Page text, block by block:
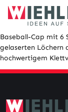
Skip
Baseball-Cap mit 6
gelaserten Löchern
hochwertigem